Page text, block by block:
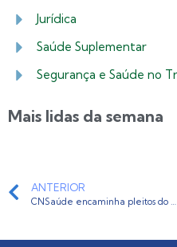
Jurídica
Saúde Suplementar
Segurança e Saúde no
Mais lidas da semana
ANTERIOR
CNSaúde encaminha pleitos do setor junto ao Secretário Especial Rogério Marinho